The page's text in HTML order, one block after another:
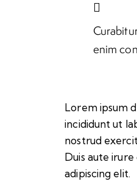
enim
Lorem ipsum
incididunt ut
nostrud
Duis aute
adipiscing elit.